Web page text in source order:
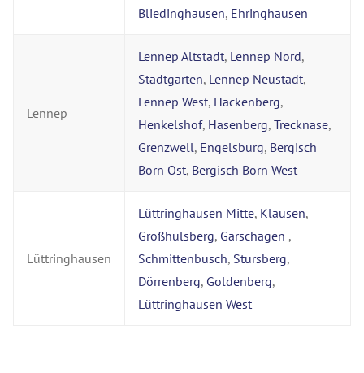
Bliedinghausen, Ehringhausen
Lennep
Lennep Altstadt, Lennep Nord,
Stadtgarten, Lennep Neustadt,
Lennep West, Hackenberg,
Henkelshof, Hasenberg, Trecknase,
Grenzwell, Engelsburg, Bergisch
Born Ost, Bergisch Born West
Lüttringhausen
Lüttringhausen Mitte, Klausen,
Großhülsberg, Garschagen ,
Schmittenbusch, Stursberg,
Dörrenberg, Goldenberg,
Lüttringhausen West